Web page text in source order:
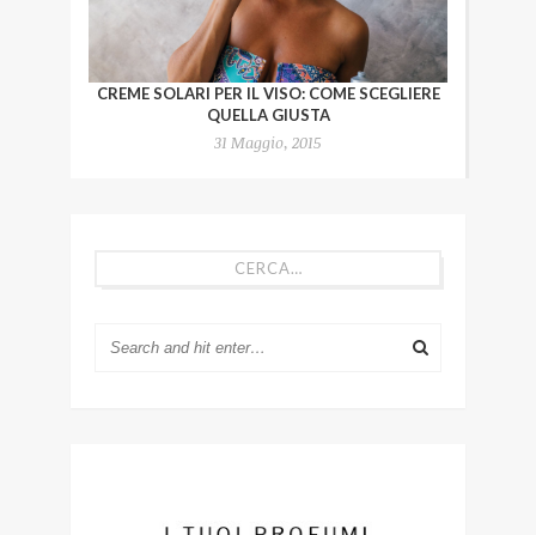
CREME SOLARI PER IL VISO: COME SCEGLIERE
QUELLA GIUSTA
31 Maggio, 2015
CERCA…